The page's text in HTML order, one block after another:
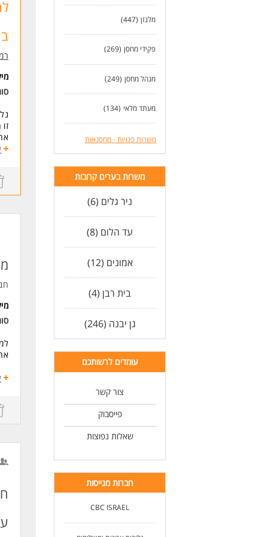
מלגזן (447)
פקידי מחסן (269)
מנהל מחסן (249)
מעתד מלאי (134)
משרות פנויות - מחסנאות
משרות בערים קרובות
ניר גלים (6)
עד הלום (8)
אמונים (12)
בית רבן (4)
גן יבנה (246)
עומדים לרשותכם
צור קשר
פייסבוק
שאלות נפוצות
חברות מגייסות
CBC ISRAEL